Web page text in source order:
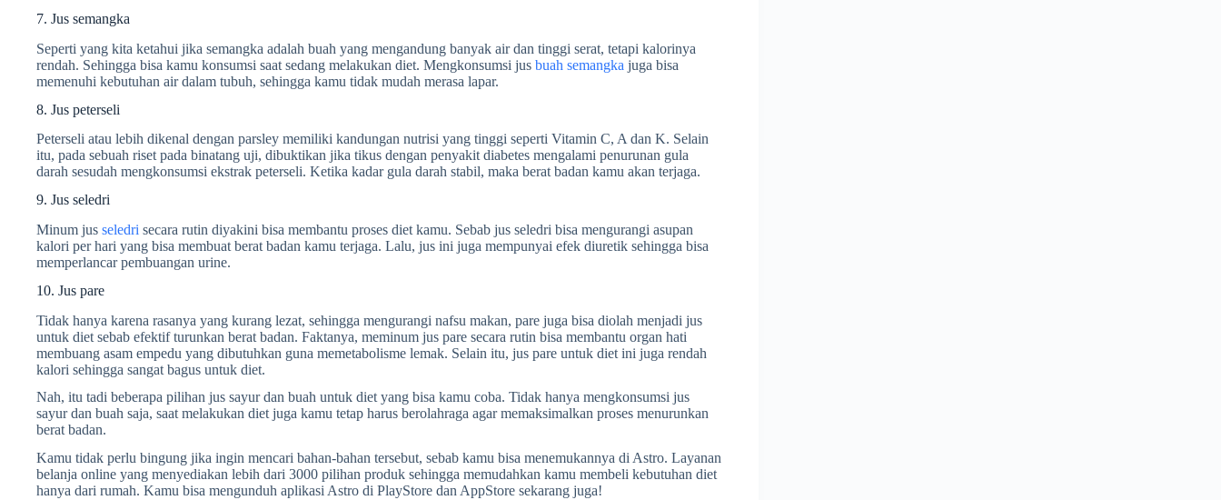
7. Jus semangka
Seperti yang kita ketahui jika semangka adalah buah yang mengandung banyak air dan tinggi serat, tetapi kalorinya
rendah. Sehingga bisa kamu konsumsi saat sedang melakukan diet. Mengkonsumsi jus buah semangka juga bisa
memenuhi kebutuhan air dalam tubuh, sehingga kamu tidak mudah merasa lapar.
8. Jus peterseli
Peterseli atau lebih dikenal dengan parsley memiliki kandungan nutrisi yang tinggi seperti Vitamin C, A dan K. Selain
itu, pada sebuah riset pada binatang uji, dibuktikan jika tikus dengan penyakit diabetes mengalami penurunan gula
darah sesudah mengkonsumsi ekstrak peterseli. Ketika kadar gula darah stabil, maka berat badan kamu akan terjaga.
9. Jus seledri
Minum jus seledri secara rutin diyakini bisa membantu proses diet kamu. Sebab jus seledri bisa mengurangi asupan
kalori per hari yang bisa membuat berat badan kamu terjaga. Lalu, jus ini juga mempunyai efek diuretik sehingga bisa
memperlancar pembuangan urine.
10. Jus pare
Tidak hanya karena rasanya yang kurang lezat, sehingga mengurangi nafsu makan, pare juga bisa diolah menjadi jus
untuk diet sebab efektif turunkan berat badan. Faktanya, meminum jus pare secara rutin bisa membantu organ hati
membuang asam empedu yang dibutuhkan guna memetabolisme lemak. Selain itu, jus pare untuk diet ini juga rendah
kalori sehingga sangat bagus untuk diet.
Nah, itu tadi beberapa pilihan jus sayur dan buah untuk diet yang bisa kamu coba. Tidak hanya mengkonsumsi jus
sayur dan buah saja, saat melakukan diet juga kamu tetap harus berolahraga agar memaksimalkan proses menurunkan
berat badan.
Kamu tidak perlu bingung jika ingin mencari bahan-bahan tersebut, sebab kamu bisa menemukannya di Astro. Layanan
belanja online yang menyediakan lebih dari 3000 pilihan produk sehingga memudahkan kamu membeli kebutuhan diet
hanya dari rumah. Kamu bisa mengunduh aplikasi Astro di PlayStore dan AppStore sekarang juga!